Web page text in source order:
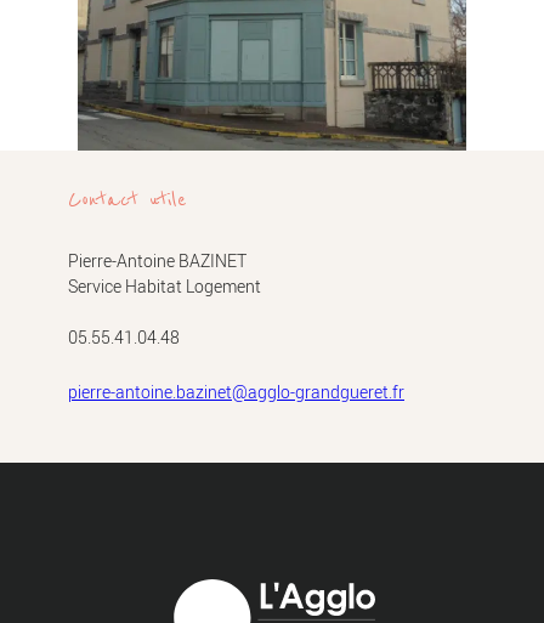
Contact utile
Pierre-Antoine BAZINET
Service Habitat Logement
05.55.41.04.48
pierre-antoine.bazinet@agglo-grandgueret.fr